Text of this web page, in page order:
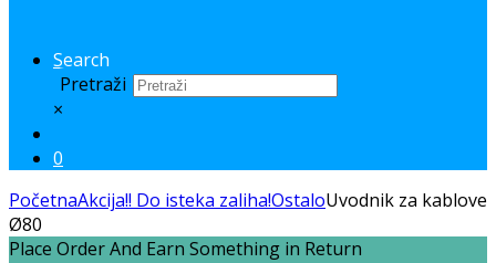
Search
Pretraži
×
0
PočetnaAkcija!! Do isteka zaliha!OstaloUvodnik za kablove
Ø80
Place Order And Earn Something in Return